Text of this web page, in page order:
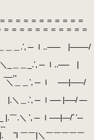
＝＝＝＝＝＝＝＝＝＝
＝＝＝＝＝＝＝＝＝＝
..‐── |───‐/
─ ｌ..── |
─ ｌ ──|──‐/
─ ｌ── |──/ ─‐
', ─ ｌ──|─‐/ﾞ'─
￣|＼￣￣￣￣￣